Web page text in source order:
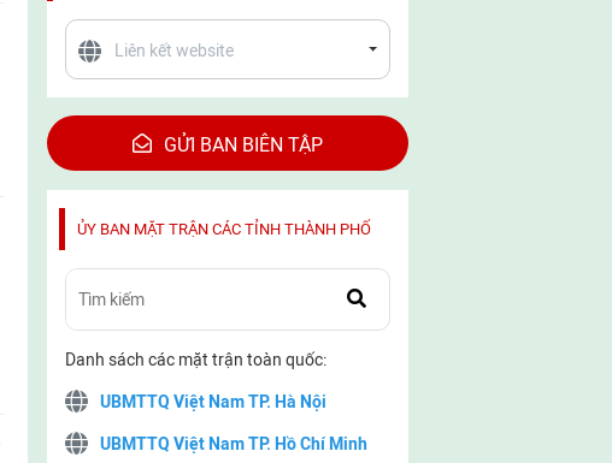
GỬI BAN BIÊN TẬP
ỦY BAN MẶT TRẬN CÁC TỈNH THÀNH PHỐ
Danh sách các mặt trận toàn quốc:
UBMTTQ Việt Nam TP. Hà Nội
UBMTTQ Việt Nam TP. Hồ Chí Minh